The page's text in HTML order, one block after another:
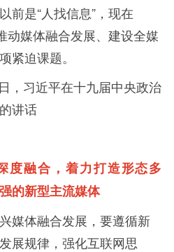
前是“人找信息”，现在
动媒体融合发展、建设全媒
紧迫课题。
，习近平在十九届中央政治
讲话
度融合，着力打造形态多
的新型主流媒体
媒体融合发展，要遵循新
展规律，强化互联网思